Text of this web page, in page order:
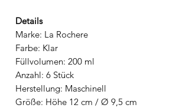
Details
Marke: La Rochere
Farbe: Klar
Füllvolumen: 200 ml
Anzahl: 6 Stück
Herstellung: Maschinell
Größe: Höhe 12 cm / Ø 9,5 cm